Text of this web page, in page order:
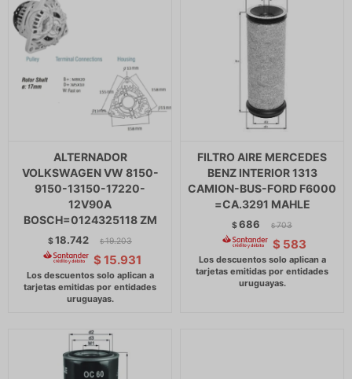
ALTERNADOR
VOLKSWAGEN VW 8150-
9150-13150-17220-
12V90A
BOSCH=0124325118 ZM
$18.742 $ 19.203
$ 15.931
FILTRO AIRE MERCEDES
BENZ INTERIOR 1313
CAMION-BUS-FORD F6000
=CA.3291 MAHLE
$686 $ 703
$ 583